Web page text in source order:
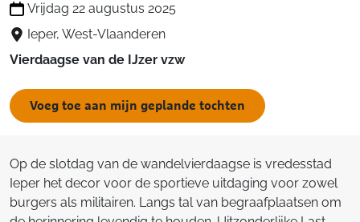
Vrijdag 22 augustus 2025
Ieper, West-Vlaanderen
Vierdaagse van de IJzer vzw
Voeg toe aan mijn geplande tochten
Op de slotdag van de wandelvierdaagse is vredesstad
Ieper het decor voor de sportieve uitdaging voor zowel
burgers als militairen. Langs tal van begraafplaatsen om